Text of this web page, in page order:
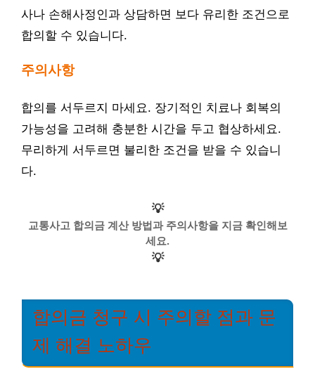
사나 손해사정인과 상담하면 보다 유리한 조건으로
합의할 수 있습니다.
주의사항
합의를 서두르지 마세요. 장기적인 치료나 회복의
가능성을 고려해 충분한 시간을 두고 협상하세요.
무리하게 서두르면 불리한 조건을 받을 수 있습니
다.
💡
교통사고 합의금 계산 방법과 주의사항을 지금 확인해보
세요.
💡
합의금 청구 시 주의할 점과 문
제 해결 노하우